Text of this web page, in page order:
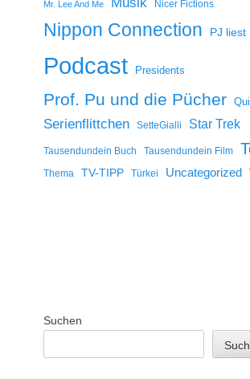
Mr. Lee And Me Nicer Fictions
Nippon Connection PJ liest
Podcast Presidents
Prof. Pu und die Pücher
Serienflittchen SetteGialli Star Trek
Tausendundein Buch Tausendundein Film
Thema TV-TIPP Türkei Uncategorized
Suchen